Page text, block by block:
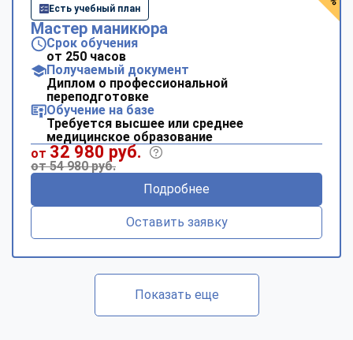
Есть учебный план
Мастер маникюра
Срок обучения
от 250 часов
Получаемый документ
Диплом о профессиональной
переподготовке
Обучение на базе
Требуется высшее или среднее
медицинское образование
от 32 980 руб.
от 54 980 руб.
Подробнее
Оставить заявку
Показать еще